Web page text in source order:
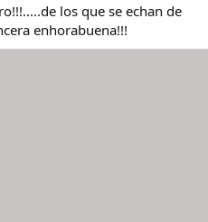
los que se echan de
enhorabuena!!!